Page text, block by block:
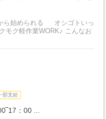
部支給
：00 ...